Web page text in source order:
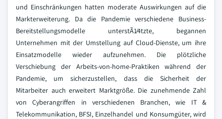
und Einschränkungen hatten moderate Auswirkungen auf die
Markterweiterung. Da die Pandemie verschiedene Business-
Bereitstellungsmodelle unterstÃ1⁄4tzte, begannen
Unternehmen mit der Umstellung auf Cloud-Dienste, um ihre
Einsatzmodelle wieder aufzunehmen. Die plötzliche
Verschiebung der Arbeits-von-home-Praktiken während der
Pandemie, um sicherzustellen, dass die Sicherheit der
Mitarbeiter auch erweitert Marktgröße. Die zunehmende Zahl
von Cyberangriffen in verschiedenen Branchen, wie IT &
Telekommunikation, BFSI, Einzelhandel und Konsumgüter, wird